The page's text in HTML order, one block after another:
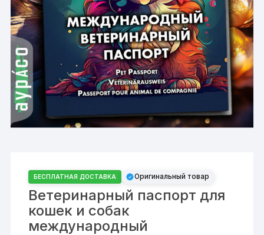
БЕСПЛАТНАЯ ДОСТАВКА Оригинальный товар
Ветеринарный паспорт для
кошек и собак
международный